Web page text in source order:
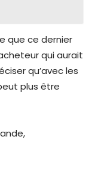
que ce dernier
qui aurait
qu’avec les
plus être